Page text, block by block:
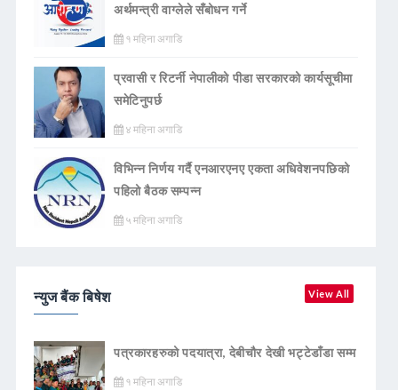
अर्थमन्त्री वाग्लेले सँबोधन गर्ने
१ महिना अगाडि
प्रवासी र रिटर्नी नेपालीको पीडा सरकारको कार्यसूचीमा
समेटिनुपर्छ
४ महिना अगाडि
विभिन्न निर्णय गर्दै एनआरएनए एकता अधिवेशनपछिको
पहिलो बैठक सम्पन्न
५ महिना अगाडि
न्युज बैंक बिषेश View All
पत्रकारहरुको पदयात्रा, देबीचौर देखी भट्टेडाँडा सम्म
१ महिना अगाडि